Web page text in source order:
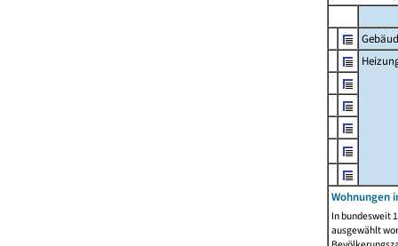
Wohnungen
In bundesweit
ausgewählt